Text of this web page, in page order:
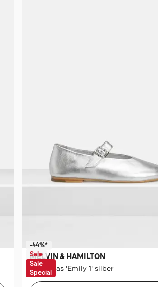
MELVIN & HAMILTON
Ballerinas 'Emily 1' silber
-44%*
Sale
Sale
Special